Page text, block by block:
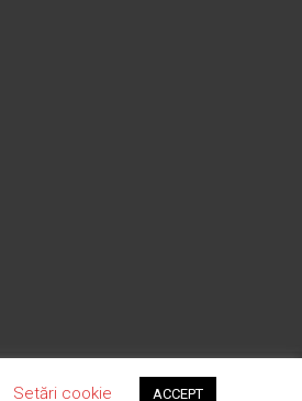
Setări cookie ACCEPT